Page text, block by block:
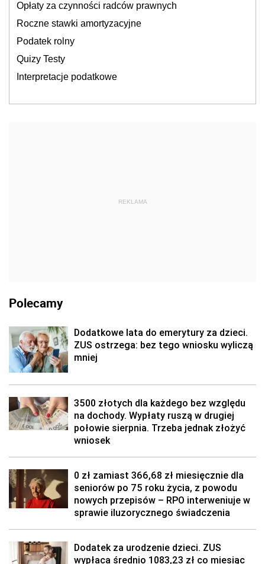
Opłaty za czynności radców prawnych
Roczne stawki amortyzacyjne
Podatek rolny
Quizy Testy
Interpretacje podatkowe
REKLAMA
Polecamy
Dodatkowe lata do emerytury za dzieci.
ZUS ostrzega: bez tego wniosku wyliczą
mniej
3500 złotych dla każdego bez względu
na dochody. Wypłaty ruszą w drugiej
połowie sierpnia. Trzeba jednak złożyć
wniosek
0 zł zamiast 366,68 zł miesięcznie dla
seniorów po 75 roku życia, z powodu
nowych przepisów – RPO interweniuje w
sprawie iluzorycznego świadczenia
Dodatek za urodzenie dzieci. ZUS
wypłaca średnio 1083,23 zł co miesiąc